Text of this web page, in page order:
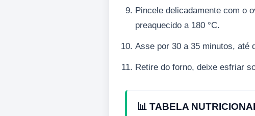
Pincele delicadamente com o
preaquecido a 180 °C.
Asse por 30 a 35 minutos, até
Retire do forno, deixe esfriar
📊 TABELA